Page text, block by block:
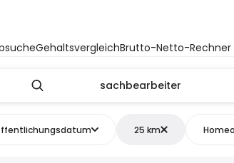
GehaltsvergleichBrutto-Netto-Rechner
25 km